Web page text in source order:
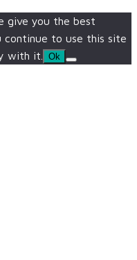
give you the best
continue to use this site
with it.
Ok